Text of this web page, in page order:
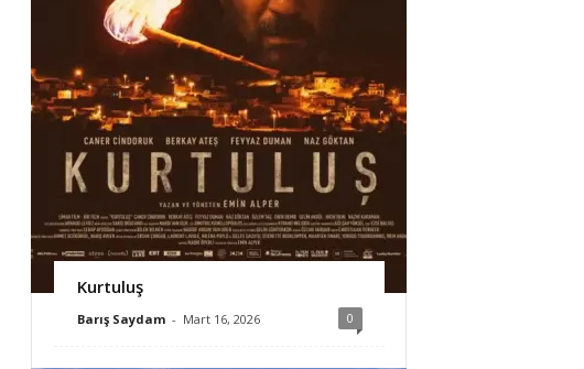
Kurtuluş
Barış Saydam - Mart 16, 2026 0